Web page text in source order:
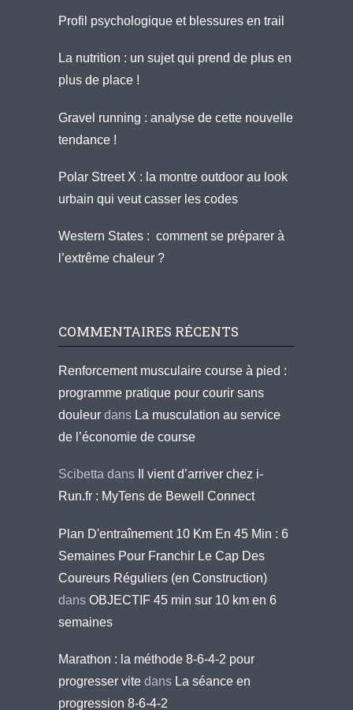
Profil psychologique et blessures en trail
La nutrition : un sujet qui prend de plus en
plus de place !
Gravel running : analyse de cette nouvelle
tendance !
Polar Street X : la montre outdoor au look
urbain qui veut casser les codes
Western States : comment se préparer à
l’extrême chaleur ?
COMMENTAIRES RÉCENTS
Renforcement musculaire course à pied :
programme pratique pour courir sans
douleur dans La musculation au service
de l’économie de course
Scibetta dans
Il vient d’arriver chez i-
Run.fr : MyTens de Bewell Connect
Plan D'entraînement 10 Km En 45 Min : 6
Semaines Pour Franchir Le Cap Des
Coureurs Réguliers (en Construction)
dans OBJECTIF 45 min sur 10 km en 6
semaines
Marathon : la méthode 8-6-4-2 pour
progresser vite dans La séance en
progression 8-6-4-2